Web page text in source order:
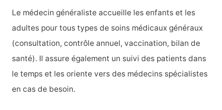
Le médecin généraliste accueille les enfants et les
adultes pour tous types de soins médicaux généraux
(consultation, contrôle annuel, vaccination, bilan de
santé). Il assure également un suivi des patients dans
le temps et les oriente vers des médecins spécialistes
en cas de besoin.